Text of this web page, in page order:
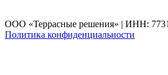
ООО «Террасные решения» | ИНН:
Политика конфиденциальности